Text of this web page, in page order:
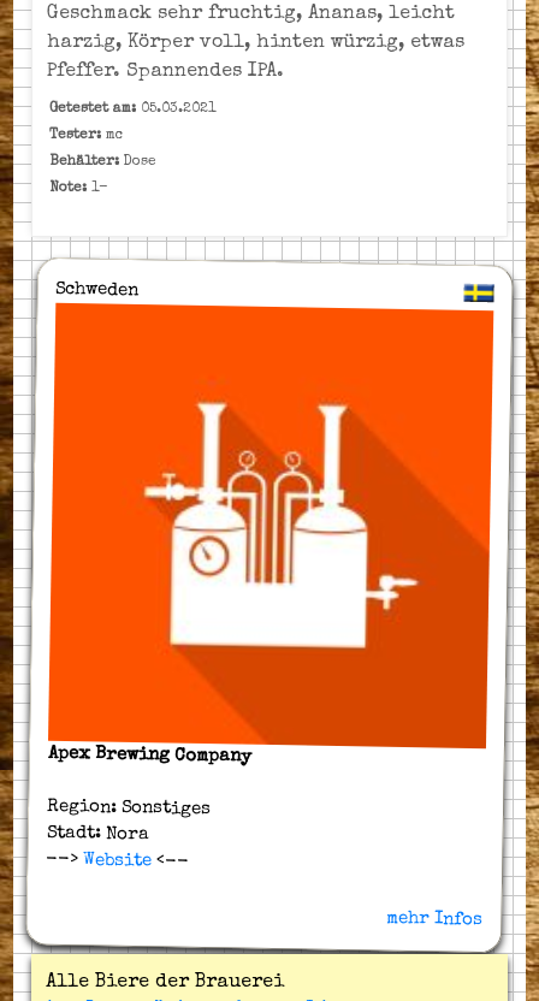
Geschmack sehr fruchtig, Ananas, leicht
harzig, Körper voll, hinten würzig, etwas
Pfeffer. Spannendes IPA.
Getestet am: 05.03.2021
Tester: mc
Behälter: Dose
Note: 1-
Schweden
Apex Brewing Company
Region: Sonstiges
Stadt: Nora
--> Website <--
mehr Infos
Alle Biere der Brauerei